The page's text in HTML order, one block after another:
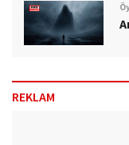
REKLAM